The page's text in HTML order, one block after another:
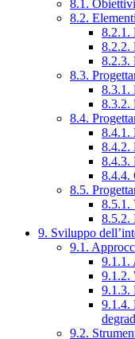
8.1.
8.2.
8.2.1.
8.2.2.
8.2.3.
8.3.
8.3.1.
8.3.2.
8.4.
8.4.1.
8.4.2.
8.4.3.
8.4.4.
8.5.
8.5.1.
8.5.2.
9. Sviluppo
9.1.
9.1.1.
9.1.2.
9.1.3.
9.1.4.
9.2.